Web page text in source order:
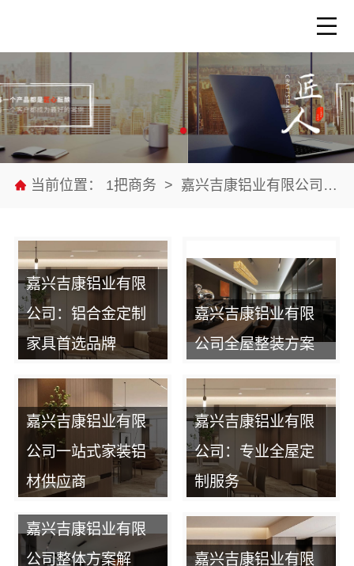
当前位置： 1把商务 > 嘉兴吉康铝业有限公司 >
嘉兴吉康铝业有限
公司：铝合金定制
家具首选品牌
嘉兴吉康铝业有限
公司全屋整装方案
嘉兴吉康铝业有限
公司一站式家装铝
材供应商
嘉兴吉康铝业有限
公司：专业全屋定
制服务
嘉兴吉康铝业有限
公司整体方案解
嘉兴吉康铝业有限